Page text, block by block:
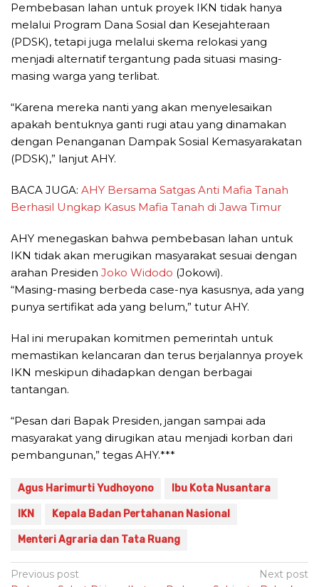
Pembebasan lahan untuk proyek IKN tidak hanya
melalui Program Dana Sosial dan Kesejahteraan
(PDSK), tetapi juga melalui skema relokasi yang
menjadi alternatif tergantung pada situasi masing-
masing warga yang terlibat.
“Karena mereka nanti yang akan menyelesaikan
apakah bentuknya ganti rugi atau yang dinamakan
dengan Penanganan Dampak Sosial Kemasyarakatan
(PDSK),” lanjut AHY.
BACA JUGA: AHY Bersama Satgas Anti Mafia Tanah
Berhasil Ungkap Kasus Mafia Tanah di Jawa Timur
AHY menegaskan bahwa pembebasan lahan untuk
IKN tidak akan merugikan masyarakat sesuai dengan
arahan Presiden Joko Widodo (Jokowi).
“Masing-masing berbeda case-nya kasusnya, ada yang
punya sertifikat ada yang belum,” tutur AHY.
Hal ini merupakan komitmen pemerintah untuk
memastikan kelancaran dan terus berjalannya proyek
IKN meskipun dihadapkan dengan berbagai
tantangan.
“Pesan dari Bapak Presiden, jangan sampai ada
masyarakat yang dirugikan atau menjadi korban dari
pembangunan,” tegas AHY.***
Agus Harimurti Yudhoyono Ibu Kota Nusantara
IKN Kepala Badan Pertahanan Nasional
Menteri Agraria dan Tata Ruang
Post
Previous post
Next post